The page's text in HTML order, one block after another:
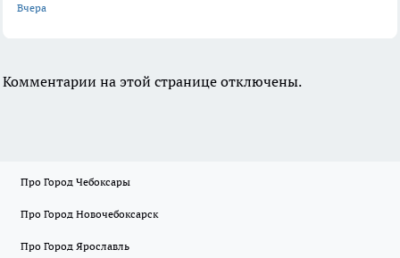
Вчера
Комментарии на этой странице отключены.
Про Город Чебоксары
Про Город Новочебоксарск
Про Город Ярославль